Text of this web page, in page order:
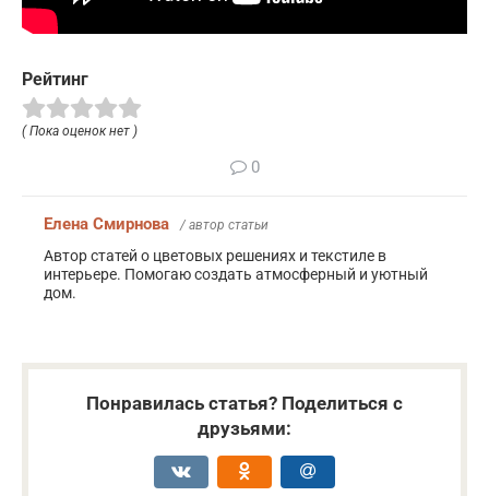
Рейтинг
( Пока оценок нет )
0
Елена Смирнова / автор статьи
Автор статей о цветовых решениях и текстиле в
интерьере. Помогаю создать атмосферный и уютный
дом.
Понравилась статья? Поделиться с
друзьями: